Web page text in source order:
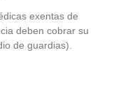
exentas de
deben cobrar su
de guardias).